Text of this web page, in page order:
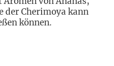
der Cherimoya kann
können.